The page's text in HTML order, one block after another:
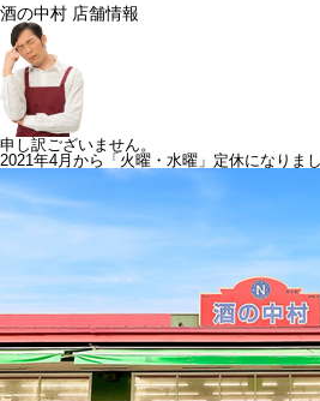
酒の中村 店舗情報
申し訳ございません。
2021年4月から「火曜・水曜」定休になりまし